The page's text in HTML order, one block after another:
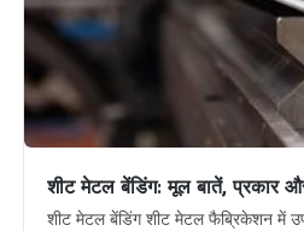
शीट मेटल बेंडिंग: मूल बातें, प्रकार
शीट मेटल बेंडिंग शीट मेटल फैब्रिकेशन में